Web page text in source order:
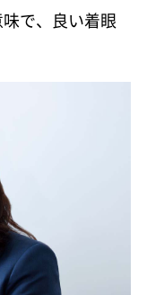
で、良い着眼